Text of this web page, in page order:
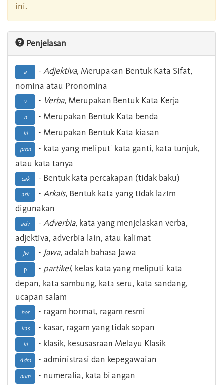
ini.
Penjelasan
a - Adjektiva, Merupakan Bentuk Kata Sifat,
nomina atau Pronomina
v - Verba, Merupakan Bentuk Kata Kerja
n - Merupakan Bentuk Kata benda
ki - Merupakan Bentuk Kata kiasan
pron
- kata yang meliputi kata ganti, kata tunjuk,
atau kata tanya
cak - Bentuk kata percakapan (tidak baku)
ark - Arkais, Bentuk kata yang tidak lazim
digunakan
adv - Adverbia, kata yang menjelaskan verba,
adjektiva, adverbia lain, atau kalimat
Jw - Jawa, adalah bahasa Jawa
p - partikel, kelas kata yang meliputi kata
depan, kata sambung, kata seru, kata sandang,
ucapan salam
hor - ragam hormat, ragam resmi
kas - kasar, ragam yang tidak sopan
kl - klasik, kesusasraan Melayu Klasik
Adm - administrasi dan kepegawaian
num - numeralia, kata bilangan